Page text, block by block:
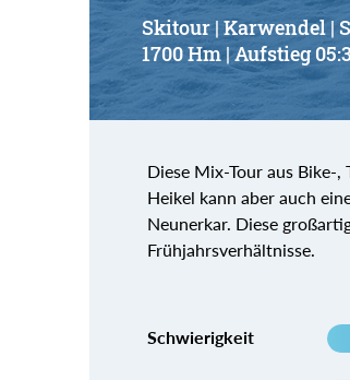
Skitour | Karwendel |
1700 Hm | Aufstieg
Diese Mix-Tour aus Bike-
Heikel kann aber auch
Neunerkar. Diese
Frühjahrsverhältnisse.
Schwierigkeit